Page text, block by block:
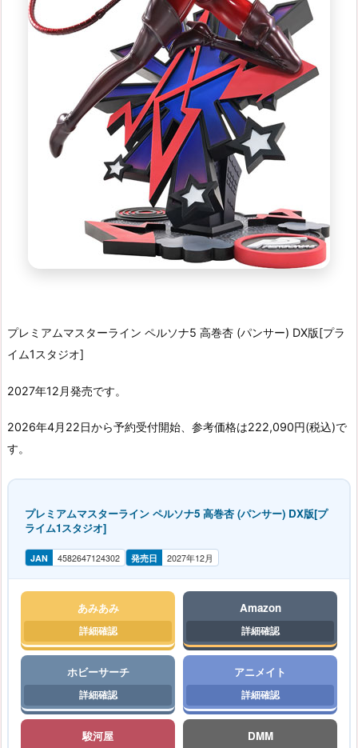
プレミアムマスターライン ペルソナ5 高巻杏 (パンサー) DX版[プラ
イム1スタジオ]
2027年12月発売です。
2026年4月22日から予約受付開始、参考価格は222,090円(税込)で
す。
プレミアムマスターライン ペルソナ5 高巻杏 (パンサー) DX版[プ
ライム1スタジオ]
JAN 4582647124302 発売日 2027年12月
あみあみ Amazon
ホビーサーチ アニメイト
駿河屋 DMM